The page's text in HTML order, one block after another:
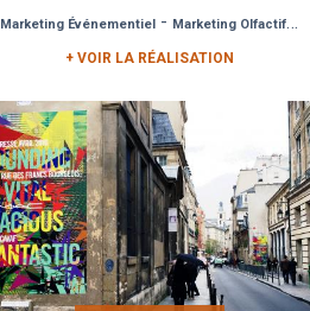
l’agence Urban Act pour
mettre en place une
Marketing Événementiel- Marketing Olfactif-
+ VOIR LA RÉALISATION